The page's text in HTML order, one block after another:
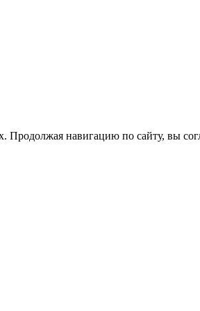
Продолжая навигацию по сайту, вы